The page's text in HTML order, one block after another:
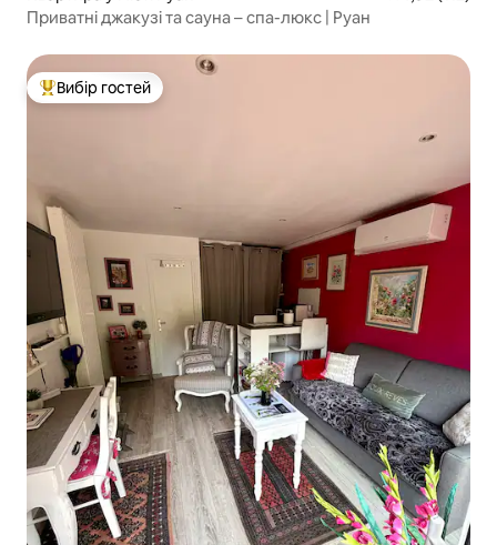
Приватні джакузі та сауна – спа-люкс | Руан
Топ вибір гостей
Вибір гостей